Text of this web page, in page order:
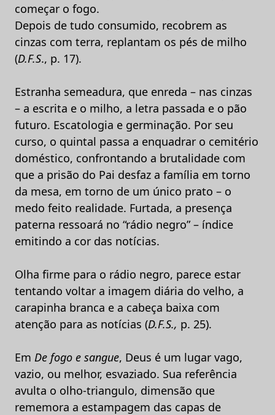
começar o fogo.
Depois de tudo consumido, recobrem as
cinzas com terra, replantam os pés de milho
(D.F.S., p. 17).
Estranha semeadura, que enreda – nas cinzas
– a escrita e o milho, a letra passada e o pão
futuro. Escatologia e germinação. Por seu
curso, o quintal passa a enquadrar o cemitério
doméstico, confrontando a brutalidade com
que a prisão do Pai desfaz a família em torno
da mesa, em torno de um único prato – o
medo feito realidade. Furtada, a presença
paterna ressoará no “rádio negro” – índice
emitindo a cor das notícias.
Olha firme para o rádio negro, parece estar
tentando voltar a imagem diária do velho, a
carapinha branca e a cabeça baixa com
atenção para as notícias (D.F.S., p. 25).
Em De fogo e sangue, Deus é um lugar vago,
vazio, ou melhor, esvaziado. Sua referência
avulta o olho-triangulo, dimensão que
rememora a estampagem das capas de